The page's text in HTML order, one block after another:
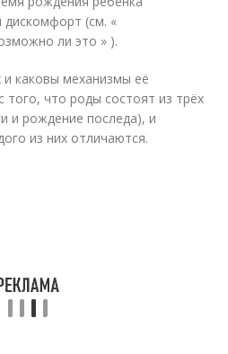
(см. «
ли это » ).
каковы механизмы её
того, что роды состоят из трёх
и рождение последа), и
из них отличаются.